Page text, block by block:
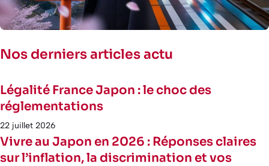
Nos derniers articles actu
Légalité France Japon : le choc des
réglementations
22 juillet 2026
Vivre au Japon en 2026 : Réponses claires
sur l’inflation, la discrimination et vos